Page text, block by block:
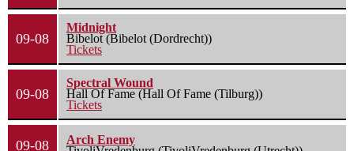
09-08
Midnight
Bibelot (Bibelot (Dordrecht))
Tickets
09-08
Spectral Wound
Hall Of Fame (Hall Of Fame (Tilburg))
Tickets
09-08
Arch Enemy